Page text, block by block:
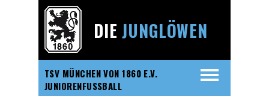
TSV MÜNCHEN VON 1860 E.V.
JUNIORENFUSSBALL
DIEJUNGLÖWEN